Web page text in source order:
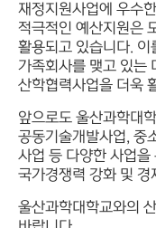
재정지원사업에 우수
적극적인 예산지원은
활용되고 있습니다.
가족회사를 맺고 있는
산학협력사업을 더욱
앞으로도 울산과학대
공동기술개발사업, 중
사업 등 다양한 사업
국가경쟁력 강화 및 경
울산과학대학교와의